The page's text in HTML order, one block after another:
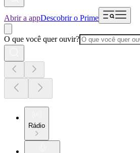
Abrir a appDescobrir o Prime
O que você quer ouvir?
Rádio